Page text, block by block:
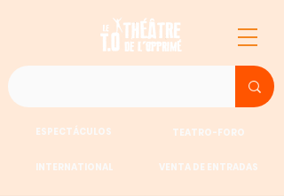
ESPECTÁCULOS TEATRO-FORO
INTERNATIONAL VENTA DE ENTRADAS